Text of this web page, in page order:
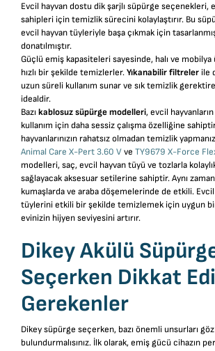
Evcil hayvan dostu dik şarjlı süpürge seçenekleri,
sahipleri için temizlik sürecini kolaylaştırır. Bu
evcil hayvan tüyleriyle başa çıkmak için
donatılmıştır.
Güçlü emiş kapasiteleri sayesinde, halı ve
hızlı bir şekilde temizlerler.Yıkanabilir filtrelerile
uzun süreli kullanım sunar ve sık temizlik
idealdir.
Bazı kablosuz süpürge modelleri, evcil
kullanım için daha sessiz çalışma özelliğine
hayvanlarınızın rahatsız olmadan temizlik
Animal Care X-Pert 3.60 Vve TY9679 X-Force
modelleri, saç, evcil hayvan tüyü ve tozlarla
sağlayacak aksesuar setilerine sahiptir. Aynı
kumaşlarda ve araba döşemelerinde de etkili. Evcil
tüylerini etkili bir şekilde temizlemek için uygun
evinizin hijyen seviyesini artırır.
Dikey Akülü
Seçerken Dikkat
Gerekenler
Dikey süpürge seçerken, bazı önemli unsurları
bulundurmalısınız. İlk olarak, emiş gücü cihazın